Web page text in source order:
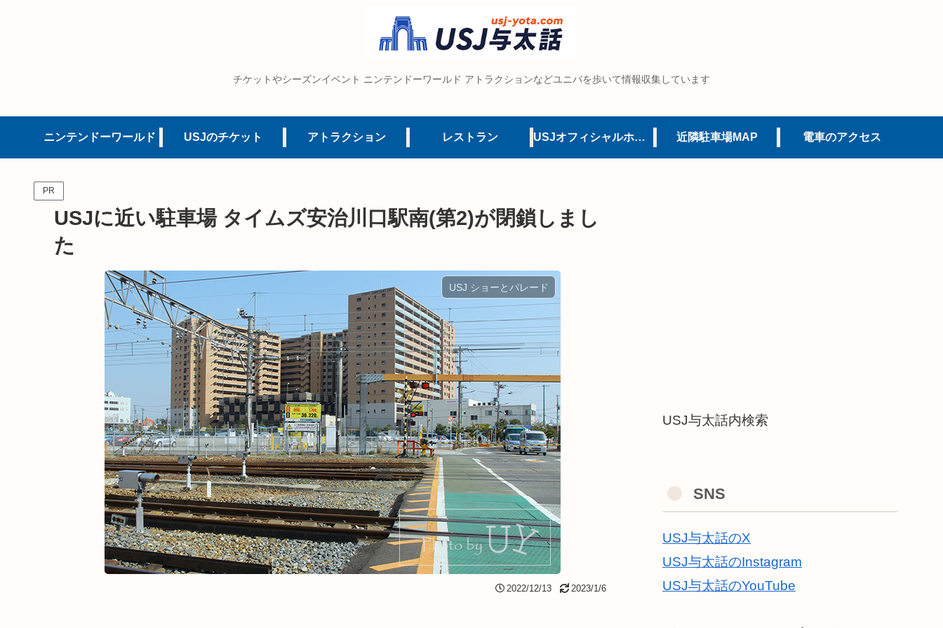
チケットやシーズンイベント ニンテンドーワールド アトラクションなどユニバを歩いて情報収集しています
ニンテンドーワールド USJのチケット アトラクション レストラン USJオフィシャルホテル 近隣駐車場MAP 電車のアクセス
PR
USJに近い駐車場 タイムズ安治川口駅南(第2)が閉鎖しまし
た
USJ ショーとパレード
2022/12/13 2023/1/6
USJ与太話内検索
SNS
USJ与太話のX
USJ与太話のInstagram
USJ与太話のYouTube